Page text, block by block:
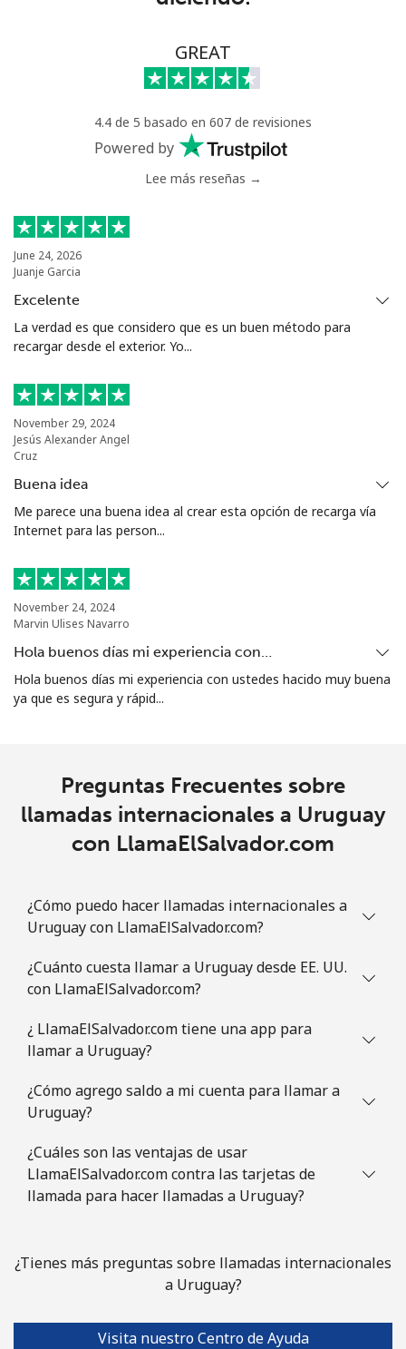
⁦$10⁩
⁦$10⁩
Us Virgin Islands
All country ⁦17.5¢⁩
Línea fija ⁦16.9¢⁩
Celular ⁦16.9¢⁩
Tashkent
GREAT
4.4 de 5 basado en 607 de revisiones
Powered by
Lee más reseñas →
June 24, 2026
Juanje Garcia
Excelente
La verdad es que considero que es un buen método para
recargar desde el exterior. Yo...
November 29, 2024
Jesús Alexander Angel
Cruz
Buena idea
Me parece una buena idea al crear esta opción de recarga vía
Internet para las person...
November 24, 2024
Marvin Ulises Navarro
Hola buenos días mi experiencia con…
Hola buenos días mi experiencia con ustedes hacido muy buena
ya que es segura y rápid...
Preguntas Frecuentes sobre
llamadas internacionales a Uruguay
con LlamaElSalvador.com
¿Cómo puedo hacer llamadas internacionales a
Uruguay con LlamaElSalvador.com?
¿Cuánto cuesta llamar a Uruguay desde EE. UU.
con LlamaElSalvador.com?
¿ LlamaElSalvador.com tiene una app para
llamar a Uruguay?
¿Cómo agrego saldo a mi cuenta para llamar a
Uruguay?
¿Cuáles son las ventajas de usar
LlamaElSalvador.com contra las tarjetas de
llamada para hacer llamadas a Uruguay?
¿Tienes más preguntas sobre llamadas internacionales
a Uruguay?
Visita nuestro Centro de Ayuda